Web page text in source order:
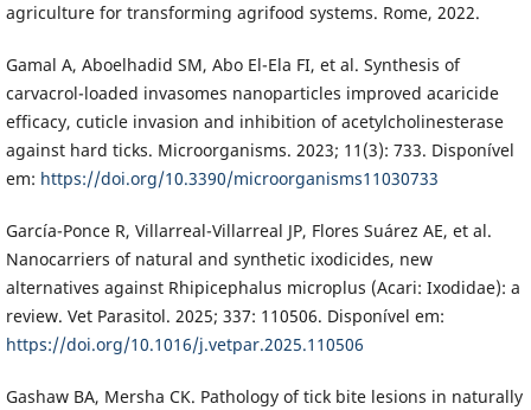
agriculture for transforming agrifood systems. Rome, 2022.
Gamal A, Aboelhadid SM, Abo El-Ela FI, et al. Synthesis of
carvacrol-loaded invasomes nanoparticles improved acaricide
efficacy, cuticle invasion and inhibition of acetylcholinesterase
against hard ticks. Microorganisms. 2023; 11(3): 733. Disponível
em: https://doi.org/10.3390/microorganisms11030733
García-Ponce R, Villarreal-Villarreal JP, Flores Suárez AE, et al.
Nanocarriers of natural and synthetic ixodicides, new
alternatives against Rhipicephalus microplus (Acari: Ixodidae): a
review. Vet Parasitol. 2025; 337: 110506. Disponível em:
https://doi.org/10.1016/j.vetpar.2025.110506
Gashaw BA, Mersha CK. Pathology of tick bite lesions in naturally